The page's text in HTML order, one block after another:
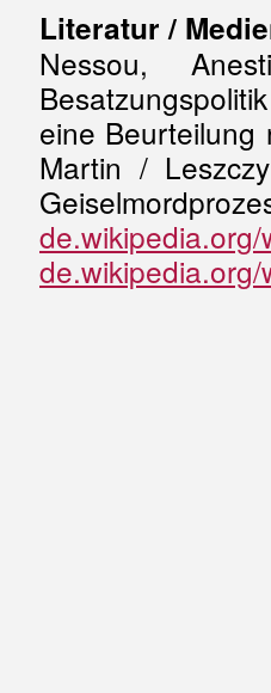
Literatur /
Nessou,
eine Beurteilung
Martin /